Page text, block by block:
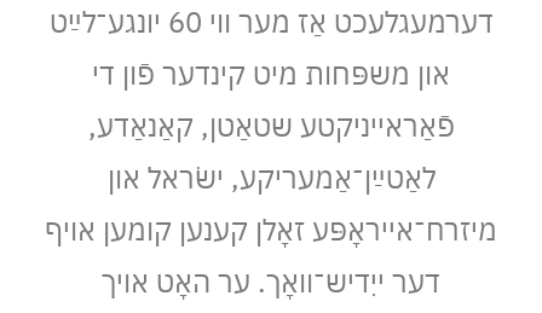
דערמעגלעכט אַז מער ווי 60 יונגע־לײַט
און משפּחות מיט קינדער פֿון די
פֿאַראייניקטע שטאַטן, קאַנאַדע,
לאַטײַן־אַמעריקע, ישׂראל און
מיזרח־אייראָפּע זאָלן קענען קומען אויף
דער ייִדיש־וואָך. ער האָט אויך